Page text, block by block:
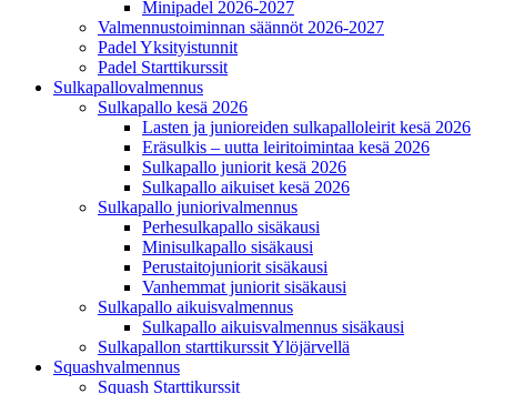
Minipadel 2026-2027
Valmennustoiminnan säännöt 2026-2027
Padel Yksityistunnit
Padel Starttikurssit
Sulkapallovalmennus
Sulkapallo kesä 2026
Lasten ja junioreiden sulkapalloleirit kesä 2026
Eräsulkis – uutta leiritoimintaa kesä 2026
Sulkapallo juniorit kesä 2026
Sulkapallo aikuiset kesä 2026
Sulkapallo juniorivalmennus
Perhesulkapallo sisäkausi
Minisulkapallo sisäkausi
Perustaitojuniorit sisäkausi
Vanhemmat juniorit sisäkausi
Sulkapallo aikuisvalmennus
Sulkapallo aikuisvalmennus sisäkausi
Sulkapallon starttikurssit Ylöjärvellä
Squashvalmennus
Squash Starttikurssit